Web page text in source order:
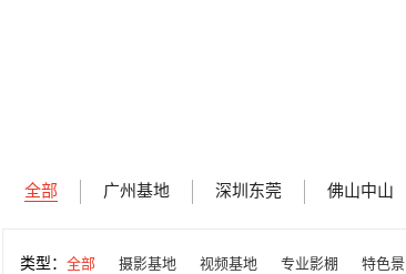
全部 广州基地 深圳东莞 佛山中山
类型： 全部 摄影基地 视频基地 专业影棚 特色景